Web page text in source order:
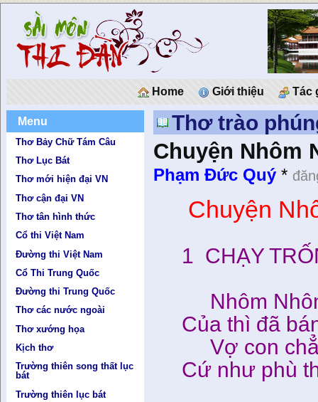
Home Giới thiệu Tác
Menu
Thơ Bảy Chữ Tám Câu
Thơ Lục Bát
Thơ mới hiện đại VN
Thơ cận đại VN
Thơ tân hình thức
Cổ thi Việt Nam
Đường thi Việt Nam
Cổ Thi Trung Quốc
Đường thi Trung Quốc
Thơ các nước ngoài
Thơ xướng họa
Kịch thơ
Trường thiên song thất lục
bát
Trường thiên lục bát
Thơ trào
Chuyện Nhôm
Phạm Đức Quý *
Chuyện
1 CHẠY
Nhôm
Của thì đã
Vợ con
Cứ như phù